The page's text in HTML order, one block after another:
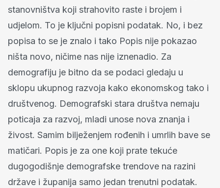
stanovništva koji strahovito raste i brojem i
udjelom. To je ključni popisni podatak. No, i bez
popisa to se je znalo i tako Popis nije pokazao
ništa novo, ničime nas nije iznenadio. Za
demografiju je bitno da se podaci gledaju u
sklopu ukupnog razvoja kako ekonomskog tako i
društvenog. Demografski stara društva nemaju
poticaja za razvoj, mladi unose nova znanja i
živost. Samim bilježenjem rođenih i umrlih bave se
matičari. Popis je za one koji prate tekuće
dugogodišnje demografske trendove na razini
države i županija samo jedan trenutni podatak.